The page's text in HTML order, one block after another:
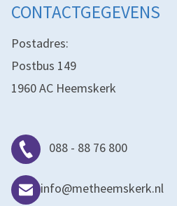
CONTACTGEGEVENS
Postadres:
Postbus 149
1960 AC Heemskerk
088 - 88 76 800
info@metheemskerk.nl